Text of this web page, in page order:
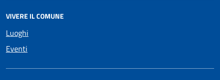
VIVERE IL COMUNE
Luoghi
Eventi